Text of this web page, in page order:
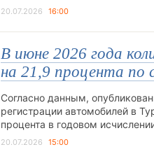
20.07.2026 16:00
В июне 2026 года
на 21,9 процента по
Согласно данным,
регистрации автомобилей в
процента в годовом
20.07.2026 15:00